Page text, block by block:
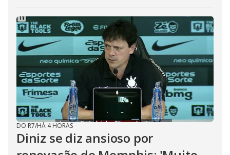
DO R7/HÁ 4 HORAS
Diniz se diz ansioso por